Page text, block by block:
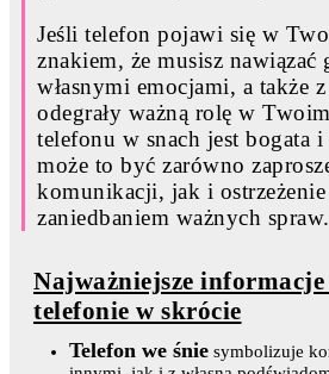
Jeśli telefon pojawi się w
znakiem, że musisz nawiązać
własnymi emocjami, a także
odegrały ważną rolę w
telefonu w snach jest bogata
może to być zarówno
komunikacji, jak i ostrzeżenie
zaniedbaniem ważnych spraw.
Najważniejsze informacje
telefonie w skrócie
Telefon we śnie symbolizuje